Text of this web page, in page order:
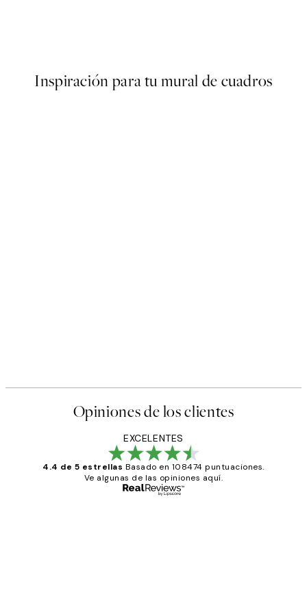
Inspiración para tu mural de cuadros
Opiniones de los clientes
EXCELENTES
4.4 de 5 estrellas Basado en 108474 puntuaciones.
Ve algunas de las opiniones aquí.